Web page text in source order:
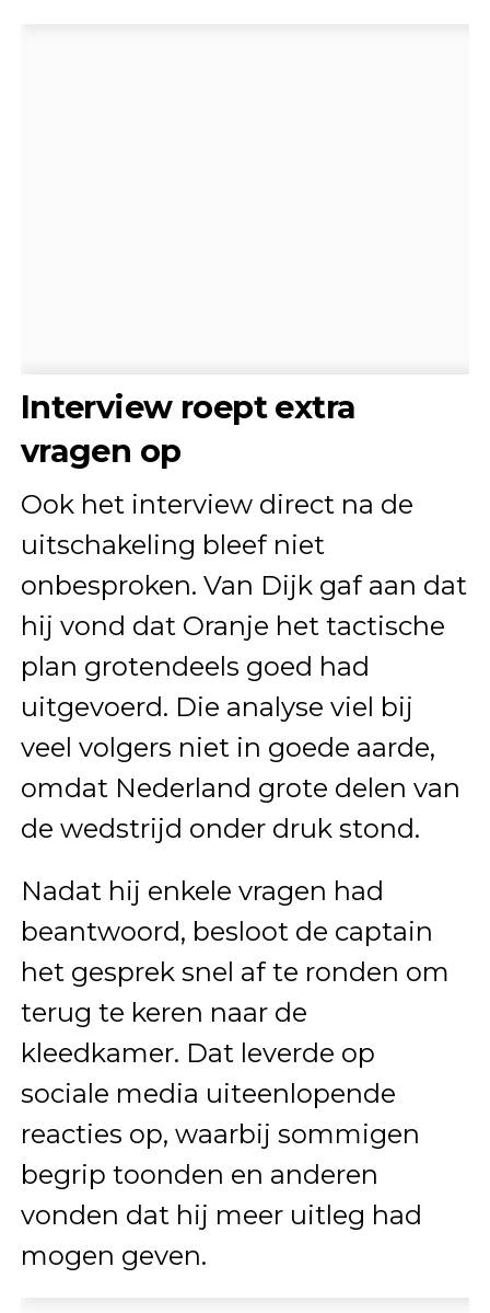
Interview roept extra
vragen op
Ook het interview direct na de
uitschakeling bleef niet
onbesproken. Van Dijk gaf aan dat
hij vond dat Oranje het tactische
plan grotendeels goed had
uitgevoerd. Die analyse viel bij
veel volgers niet in goede aarde,
omdat Nederland grote delen van
de wedstrijd onder druk stond.
Nadat hij enkele vragen had
beantwoord, besloot de captain
het gesprek snel af te ronden om
terug te keren naar de
kleedkamer. Dat leverde op
sociale media uiteenlopende
reacties op, waarbij sommigen
begrip toonden en anderen
vonden dat hij meer uitleg had
mogen geven.